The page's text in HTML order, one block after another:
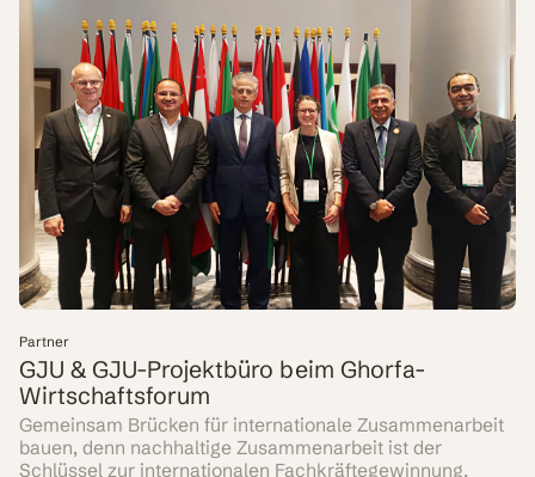
Partner
GJU & GJU-Projektbüro beim Ghorfa-
Wirtschaftsforum
Gemeinsam Brücken für internationale Zusammenarbeit
bauen, denn nachhaltige Zusammenarbeit ist der
Schlüssel zur internationalen Fachkräftegewinnung.